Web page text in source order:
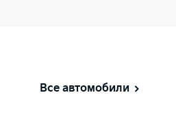
Все автомобили